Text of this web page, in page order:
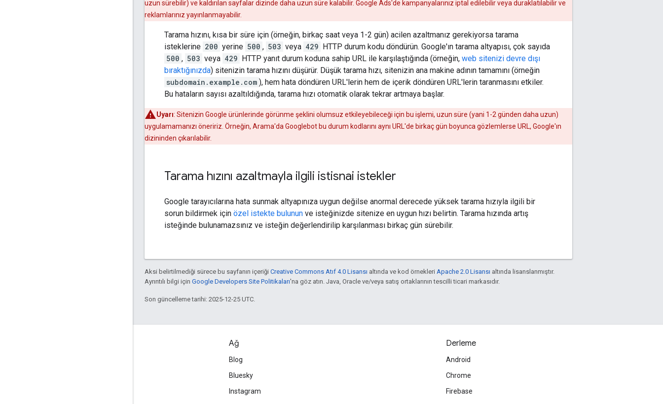
uzun sürebilir) ve kaldırılan sayfalar dizinde daha uzun süre kalabilir. Google Ads'de kampanyalarınız iptal edilebilir veya duraklatılabilir ve
reklamlarınız yayınlanmayabilir.
Tarama hızını, kısa bir süre için (örneğin, birkaç saat veya 1-2 gün) acilen azaltmanız gerekiyorsa tarama
isteklerine 200 yerine 500 , 503 veya 429 HTTP durum kodu döndürün. Google'ın tarama altyapısı, çok sayıda
500 , 503 veya 429 HTTP yanıt durum koduna sahip URL ile karşılaştığında (örneğin, web sitenizi devre dışı
bıraktığınızda) sitenizin tarama hızını düşürür. Düşük tarama hızı, sitenizin ana makine adının tamamını (örneğin
subdomain.example.com ), hem hata döndüren URL'lerin hem de içerik döndüren URL'lerin taranmasını etkiler.
Bu hataların sayısı azaltıldığında, tarama hızı otomatik olarak tekrar artmaya başlar.
Uyarı: Sitenizin Google ürünlerinde görünme şeklini olumsuz etkileyebileceği için bu işlemi, uzun süre (yani 1-2 günden daha uzun)
uygulamamanızı öneririz. Örneğin, Arama'da Googlebot bu durum kodlarını aynı URL'de birkaç gün boyunca gözlemlerse URL, Google'ın
dizininden çıkarılabilir.
Tarama hızını azaltmayla ilgili istisnai istekler
Google tarayıcılarına hata sunmak altyapınıza uygun değilse anormal derecede yüksek tarama hızıyla ilgili bir
sorun bildirmek için özel istekte bulunun ve isteğinizde sitenize en uygun hızı belirtin. Tarama hızında artış
isteğinde bulunamazsınız ve isteğin değerlendirilip karşılanması birkaç gün sürebilir.
Aksi belirtilmediği sürece bu sayfanın içeriği Creative Commons Atıf 4.0 Lisansı altında ve kod örnekleri Apache 2.0 Lisansı altında lisanslanmıştır.
Ayrıntılı bilgi için Google Developers Site Politikaları'na göz atın. Java, Oracle ve/veya satış ortaklarının tescilli ticari markasıdır.
Son güncelleme tarihi: 2025-12-25 UTC.
Ağ
Blog
Bluesky
Instagram
Derleme
Android
Chrome
Firebase